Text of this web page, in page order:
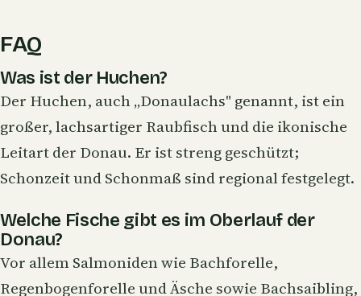
FAQ
Was ist der Huchen?
Der Huchen, auch „Donaulachs" genannt, ist ein
großer, lachsartiger Raubfisch und die ikonische
Leitart der Donau. Er ist streng geschützt;
Schonzeit und Schonmaß sind regional festgelegt.
Welche Fische gibt es im Oberlauf der
Donau?
Vor allem Salmoniden wie Bachforelle,
Regenbogenforelle und Äsche sowie Bachsaibling,